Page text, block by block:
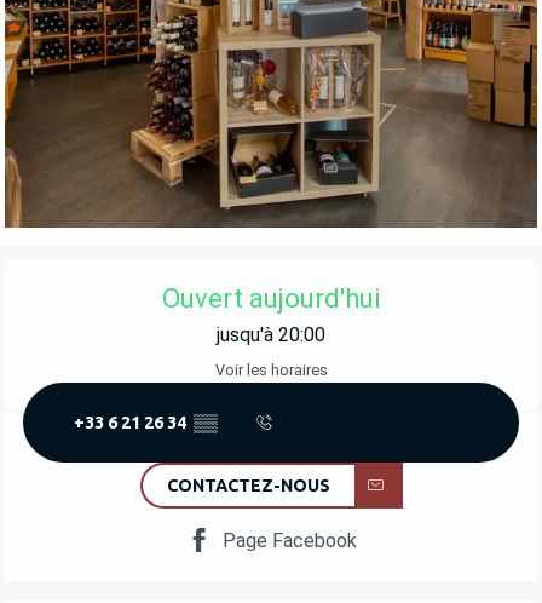
OUVERTURE ET COORDONNÉES
Ouvert aujourd'hui
jusqu'à 20:00
Voir les horaires
+33 6 21 26 34 ▒▒
CONTACTEZ-NOUS
Page Facebook